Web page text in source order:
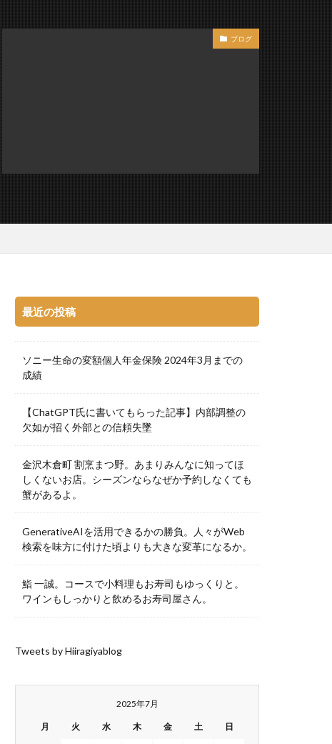
ブログ
最近の投稿
ソニー生命の変額個人年金保険 2024年3月までの
成績
【ChatGPT氏に書いてもらった記事】内部調整の
欠如が招く外部との信頼失墜
金沢木倉町 割烹まつ野。あまりみんなに知ってほ
しくないお店。シーズンならなぜか予約しなくても
蟹があるよ。
GenerativeAIを活用できるかの勝負。人々がWeb
検索を味方に付けた頃よりも大きな変革になるか。
鮨 一誠。コースで小料理もお寿司もゆっくりと。
ワインもしっかりと飲めるお寿司屋さん。
Tweets by Hiiragiyablog
2025年7月
月 火 水 木 金 土 日